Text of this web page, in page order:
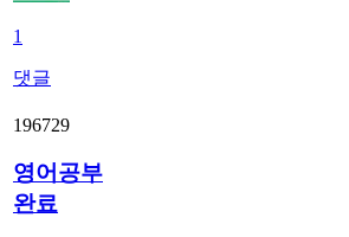
1
댓글
196729
영어공부
완료